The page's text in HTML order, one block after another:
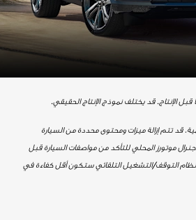
الإنتاج. قد يختلف نموذج الإنتاج الحقيقي.
قد تتم إزالة ميزات ومحتوى محددة من السيارة
موتورز المحلي للتأكد من مواصفات السيارة قبل
التوقف/التشغيل التلقائي ستكون أقل كفاءة في